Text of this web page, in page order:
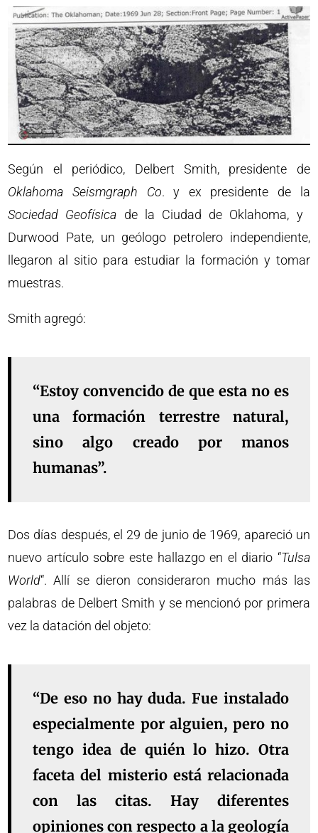
Según el periódico, Delbert Smith, presidente de
Oklahoma Seismgraph Co. y ex presidente de la
Sociedad Geofísica de la Ciudad de Oklahoma, y ​​
Durwood Pate, un geólogo petrolero independiente,
llegaron al sitio para estudiar la formación y tomar
muestras.
Smith agregó:
“Estoy convencido de que esta no es
una formación terrestre natural,
sino algo creado por manos
humanas”.
Dos días después, el 29 de junio de 1969, apareció un
nuevo artículo sobre este hallazgo en el diario “Tulsa
World“. Allí se dieron consideraron mucho más las
palabras de Delbert Smith y se mencionó por primera
vez la datación del objeto:
“De eso no hay duda. Fue instalado
especialmente por alguien, pero no
tengo idea de quién lo hizo. Otra
faceta del misterio está relacionada
con las citas. Hay diferentes
opiniones con respecto a la geología